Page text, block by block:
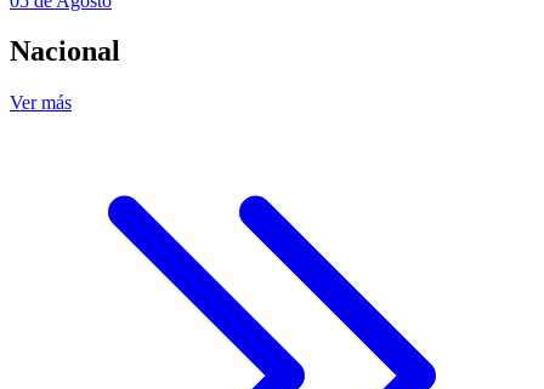
Nacional
Ver más